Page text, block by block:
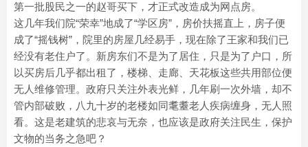
第一批股民之一的赵哥买下，才正式改造成为网点房。
这几年我们院“荣幸”地成了“学区房”，房价扶摇直上，房子便
成了“摇钱树”，院里的房屋几经易手，现在除了王家和我们已
经没有老住户了。新房东们不是为了居住，只是为了户口，所
以买房后几乎都出租了，楼梯、走廊、天花板这些共用部位便
无人维修管理。政府只关注外表光鲜，几年刷一次外墙，却不
管内部破败，八九十岁的老楼如同耄耋老人疾病缠身，无人照
看。这是老建筑的悲哀与无奈，也应该是政府关注民生，保护
文物的当务之急吧？